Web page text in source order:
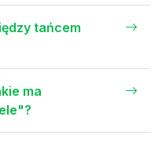
tańcem
ma